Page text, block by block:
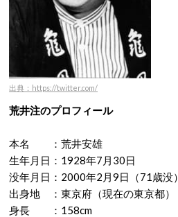
出典：https://twitter.com/
荒井注のプロフィール
本名 ：荒井安雄
生年月日：1928年7月30日
没年月日：2000年2月9日（71歳没）
出身地 ：東京府（現在の東京都）
身長 ：158cm